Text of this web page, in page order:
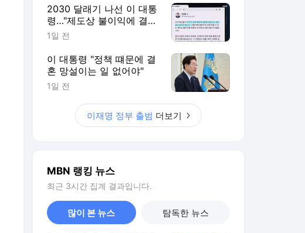
2030 달래기 나선 이 대통
령…"제도상 불이익에 결혼
망설이는 일 없어야"
1일 전
이 대통령 "정책 떄문에 결
혼 망설이는 일 없어야"
1일 전
이재명 정부 출범 더보기
MBN 랭킹 뉴스
최근 3시간 집계 결과입니다.
많이 본 뉴스 탐독한 뉴스